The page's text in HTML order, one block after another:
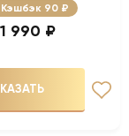
Кэшбэк 90 ₽
1 990 ₽